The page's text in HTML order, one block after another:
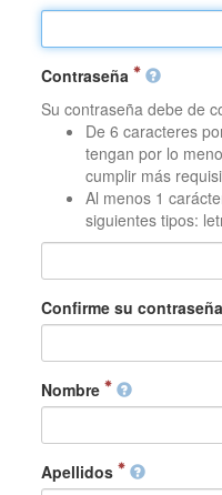
Contraseña
Su contraseña debe de
De 6 caracteres
tengan por lo
cumplir más
Al menos 1
siguientes tipos:
Confirme su
Nombre
Apellidos